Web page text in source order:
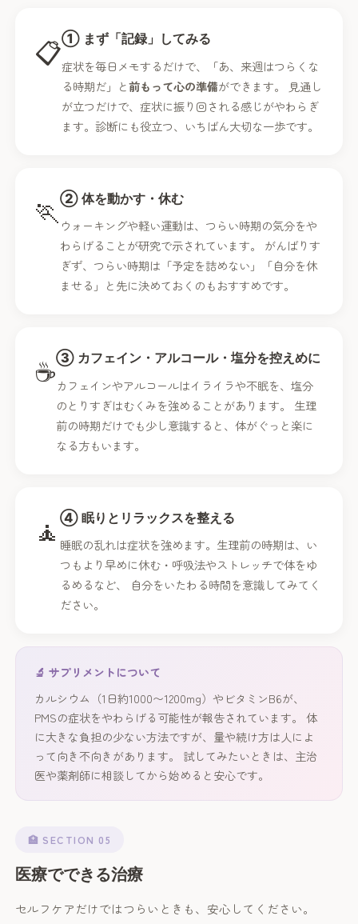
📋① まず「記録」してみる
症状を毎日メモするだけで、「あ、来週はつらくな
る時期だ」と前もって心の準備ができます。 見通し
が立つだけで、症状に振り回される感じがやわらぎ
ます。診断にも役立つ、いちばん大切な一歩です。
🏃️② 体を動かす・休む
ウォーキングや軽い運動は、つらい時期の気分をや
わらげることが研究で示されています。 がんばりす
ぎず、つらい時期は「予定を詰めない」「自分を休
ませる」と先に決めておくのもおすすめです。
☕③ カフェイン・アルコール・塩分を控えめに
カフェインやアルコールはイライラや不眠を、塩分
のとりすぎはむくみを強めることがあります。 生理
前の時期だけでも少し意識すると、体がぐっと楽に
なる方もいます。
🧘④ 眠りとリラックスを整える
睡眠の乱れは症状を強めます。生理前の時期は、い
つもより早めに休む・呼吸法やストレッチで体をゆ
るめるなど、 自分をいたわる時間を意識してみてく
ださい。
🔬 サプリメントについて
カルシウム（1日約1000〜1200mg）やビタミンB6が、
PMSの症状をやわらげる可能性が報告されています。 体
に大きな負担の少ない方法ですが、量や続け方は人によ
って向き不向きがあります。 試してみたいときは、主治
医や薬剤師に相談してから始めると安心です。
🏥 SECTION 05
医療でできる治療
セルフケアだけではつらいときも、安心してください。